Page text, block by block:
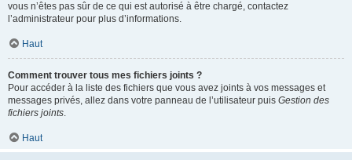
vous n’êtes pas sûr de ce qui est autorisé à être chargé, contactez
l’administrateur pour plus d’informations.
Haut
Comment trouver tous mes fichiers joints ?
Pour accéder à la liste des fichiers que vous avez joints à vos messages et
messages privés, allez dans votre panneau de l’utilisateur puis Gestion des
fichiers joints.
Haut